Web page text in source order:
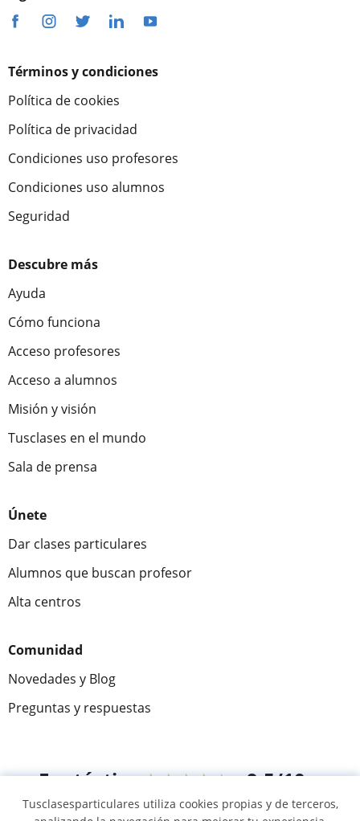
Términos y condiciones
Política de cookies
Política de privacidad
Condiciones uso profesores
Condiciones uso alumnos
Seguridad
Descubre más
Ayuda
Cómo funciona
Acceso profesores
Acceso a alumnos
Misión y visión
Tusclases en el mundo
Sala de prensa
Únete
Dar clases particulares
Alumnos que buscan profesor
Alta centros
Comunidad
Novedades y Blog
Preguntas y respuestas
Fantástica★★★★★ 9,5/10
305915 opiniones de alumnos
Tusclasesparticulares utiliza cookies propias y de terceros,